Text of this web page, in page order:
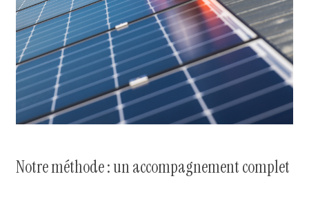
Notre méthode : un accompagnement complet